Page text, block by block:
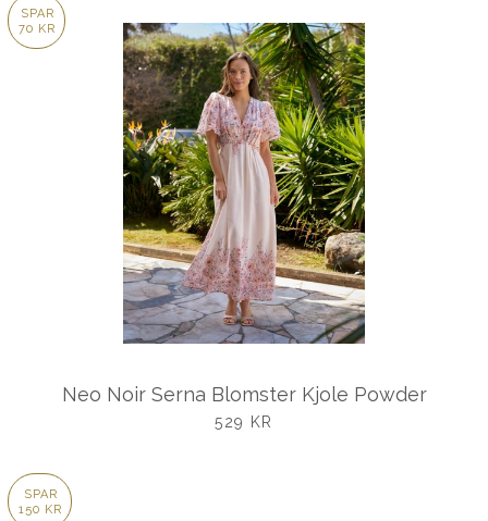
SPAR
70 KR
Neo Noir Serna Blomster Kjole Powder
UDSALGSPRIS
529 KR
SPAR
150 KR